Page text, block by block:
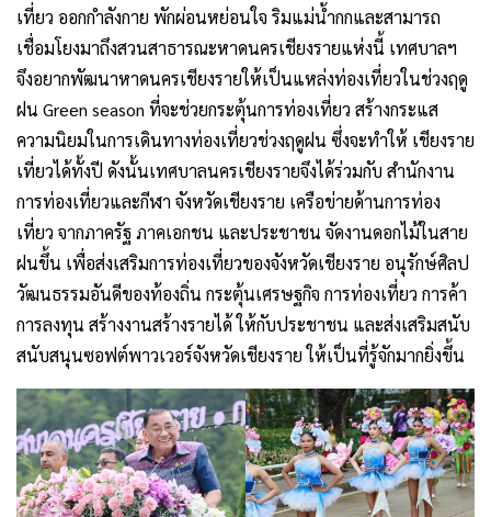
เที่ยว ออกกำลังกาย พักผ่อนหย่อนใจ ริมแม่น้ำกกและสามารถ
เชื่อมโยงมาถึงสวนสาธารณะหาดนครเชียงรายแห่งนี้ เทศบาลฯ
จึงอยากพัฒนาหาดนครเชียงรายให้เป็นแหล่งท่องเที่ยวในช่วงฤดู
ฝน Green season ที่จะช่วยกระตุ้นการท่องเที่ยว สร้างกระแส
ความนิยมในการเดินทางท่องเที่ยวช่วงฤดูฝน ซึ่งจะทำให้ เชียงราย
เที่ยวได้ทั้งปี ดังนั้นเทศบาลนครเชียงรายจึงได้ร่วมกับ สำนักงาน
การท่องเที่ยวและกีฬา จังหวัดเชียงราย เครือข่ายด้านการท่อง
เที่ยว จากภาครัฐ ภาคเอกชน และประชาชน จัดงานดอกไม้ในสาย
ฝนขึ้น เพื่อส่งเสริมการท่องเที่ยวของจังหวัดเชียงราย อนุรักษ์ศิลป
วัฒนธรรมอันดีของท้องถิ่น กระตุ้นเศรษฐกิจ การท่องเที่ยว การค้า
การลงทุน สร้างงานสร้างรายได้ ให้กับประชาชน และส่งเสริมสนับ
สนับสนุนซอฟต์พาวเวอร์จังหวัดเชียงราย ให้เป็นที่รู้จักมากยิ่งขึ้น